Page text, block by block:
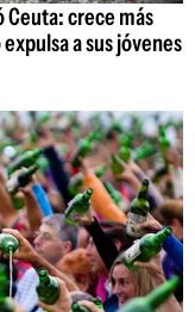
crece más
a sus jóvenes